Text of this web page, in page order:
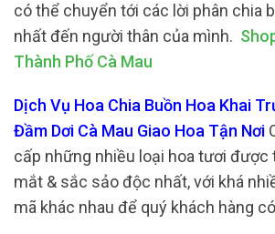
có thể chuyển tới các lời phân chia
nhất đến người thân của mình.
Thành Phố Cà Mau
Dịch Vụ Hoa Chia Buồn Hoa Khai
Đầm Dơi Cà Mau Giao Hoa Tận Nơi
cấp những nhiều loại hoa tươi được
mắt & sắc sảo độc nhất, với khá
mã khác nhau để quý khách hàng